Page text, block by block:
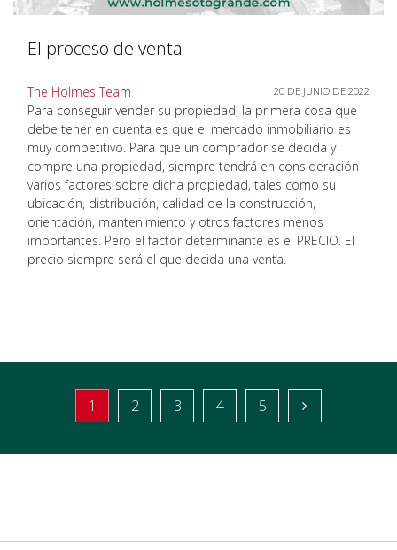
El proceso de venta
The Holmes Team 20 DE JUNIO DE 2022
Para conseguir vender su propiedad, la primera cosa que
debe tener en cuenta es que el mercado inmobiliario es
muy competitivo. Para que un comprador se decida y
compre una propiedad, siempre tendrá en consideración
varios factores sobre dicha propiedad, tales como su
ubicación, distribución, calidad de la construcción,
orientación, mantenimiento y otros factores menos
importantes. Pero el factor determinante es el PRECIO. El
precio siempre será el que decida una venta.
1 2 3 4 5